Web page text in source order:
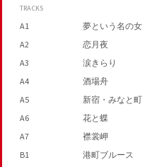
TRACKS
A1
夢という名の女
A2
恋月夜
A3
涙きらり
A4
酒場舟
A5
新宿・みなと町
A6
花と蝶
A7
襟裳岬
B1
港町ブルース